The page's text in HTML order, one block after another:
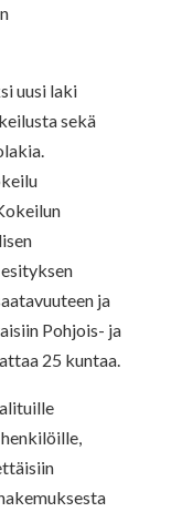
uusi laki
sekä
ja
Pohjois- ja
25 kuntaa.